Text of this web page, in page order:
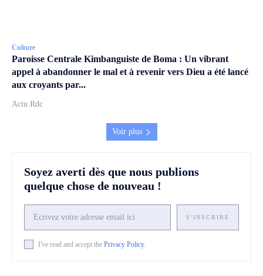
Culture
Paroisse Centrale Kimbanguiste de Boma : Un vibrant
appel à abandonner le mal et à revenir vers Dieu a été lancé
aux croyants par...
Actu Rdc
Voir plus
Soyez averti dès que nous publions
quelque chose de nouveau !
S'INSCRIRE
I've read and accept the Privacy Policy.